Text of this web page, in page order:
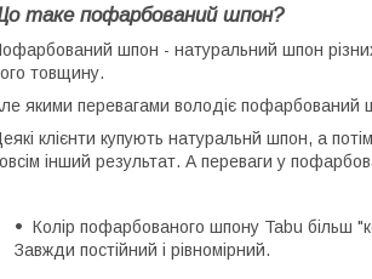
таке пофарбований шпон?
шпон - натуральний шпон
товщину.
якими перевагами володіє пофарбований
клієнти купують натуральнй шпон, а
інший результат. А переваги у
Колір пофарбованого шпону Tabu більш
Завжди постійний і рівномірний.